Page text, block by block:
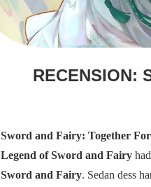
RECENSION:
Sword and Fairy: Together
Legend of Sword and Fairy
Sword and Fairy. Sedan dess